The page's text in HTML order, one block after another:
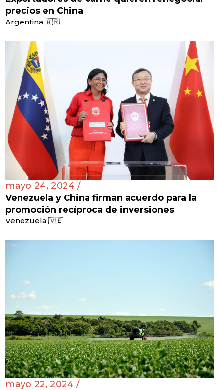
precios en China
Argentina 🇦🇷
mayo 24, 2024 /
Venezuela y China firman acuerdo para la
promoción recíproca de inversiones
Venezuela 🇻🇪
mayo 22, 2024 /